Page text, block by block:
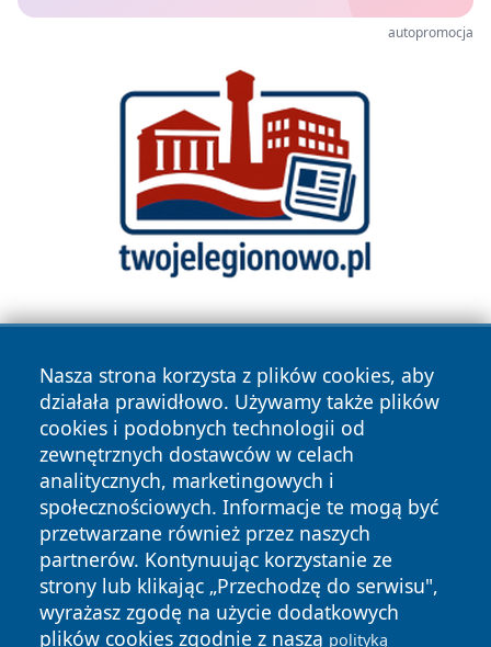
autopromocja
Nasza strona korzysta z plików cookies, aby
działała prawidłowo. Używamy także plików
cookies i podobnych technologii od
zewnętrznych dostawców w celach
analitycznych, marketingowych i
społecznościowych. Informacje te mogą być
przetwarzane również przez naszych
partnerów. Kontynuując korzystanie ze
strony lub klikając „Przechodzę do serwisu",
wyrażasz zgodę na użycie dodatkowych
plików cookies zgodnie z naszą polityką
Copyright © 2026 newsynowodworskie.pl Wszystkie prawa
zastrzeżone.
News Autorzy
Polityka
Prywatności
Polityka
Cookies